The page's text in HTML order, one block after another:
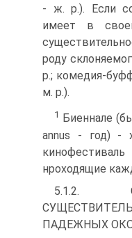
- ж. р.). Если
имеет в
роду
р.; комедия-
м. р.).
1
Биеннале
annus - год) -
нроходящие
5.1.2.
ПАДЕЖНЫХ